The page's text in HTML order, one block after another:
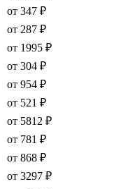
от 347 ₽
от 287 ₽
от 1995 ₽
от 304 ₽
от 954 ₽
от 521 ₽
от 5812 ₽
от 781 ₽
от 868 ₽
от 3297 ₽